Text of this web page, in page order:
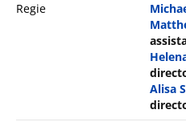
Regie
Alisa